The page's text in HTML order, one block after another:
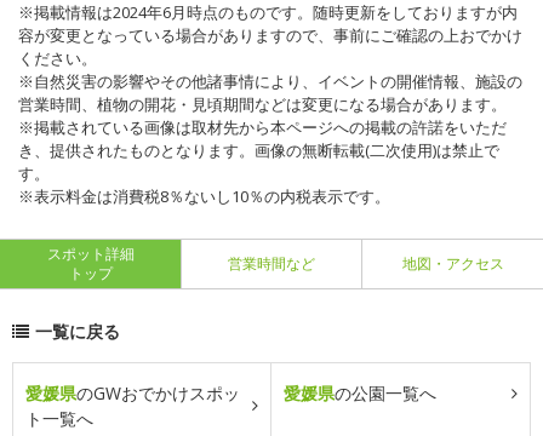
※掲載情報は2024年6月時点のものです。随時更新をしておりますが内
容が変更となっている場合がありますので、事前にご確認の上おでかけ
ください。
※自然災害の影響やその他諸事情により、イベントの開催情報、施設の
営業時間、植物の開花・見頃期間などは変更になる場合があります。
※掲載されている画像は取材先から本ページへの掲載の許諾をいただ
き、提供されたものとなります。画像の無断転載(二次使用)は禁止で
す。
※表示料金は消費税8％ないし10％の内税表示です。
スポット詳細
トップ
営業時間など 地図・アクセス
一覧に戻る
愛媛県のGWおでかけスポッ
ト一覧へ
愛媛県の公園一覧へ